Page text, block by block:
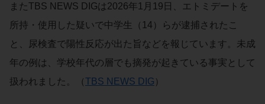
またTBS NEWS DIGは2026年1月19日、エトミデートを
所持・使用した疑いで中学生（14）らが逮捕されたこ
と、尿検査で陽性反応が出た旨などを報じています。未成
年の例は、学校年代の層でも摘発が起きている事実として
扱われました。（TBS NEWS DIG ）